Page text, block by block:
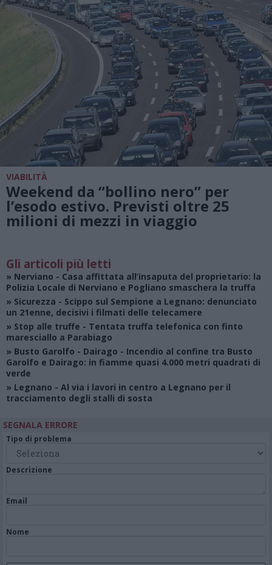
VIABILITÀ
Weekend da “bollino nero” per
l’esodo estivo. Previsti oltre 25
milioni di mezzi in viaggio
Gli articoli più letti
» Nerviano - Casa affittata all’insaputa del proprietario: la
Polizia Locale di Nerviano e Pogliano smaschera la truffa
» Sicurezza - Scippo sul Sempione a Legnano: denunciato
un 21enne, decisivi i filmati delle telecamere
» Stop alle truffe - Tentata truffa telefonica con finto
maresciallo a Parabiago
» Busto Garolfo - Dairago - Incendio al confine tra Busto
Garolfo e Dairago: in fiamme quasi 4.000 metri quadrati di
verde
» Legnano - Al via i lavori in centro a Legnano per il
tracciamento degli stalli di sosta
SEGNALA ERRORE
Tipo di problema
Descrizione
Email
Nome